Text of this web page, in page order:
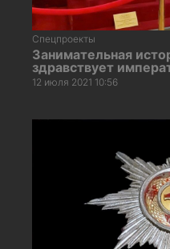
Спецпроекты
Занимательная
здравствует
12 июля 2021 10:56